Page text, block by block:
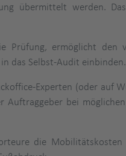
übermittelt werden.
ermöglicht den
das Selbst-Audit einbinden.
Experten (oder auf
bei
die